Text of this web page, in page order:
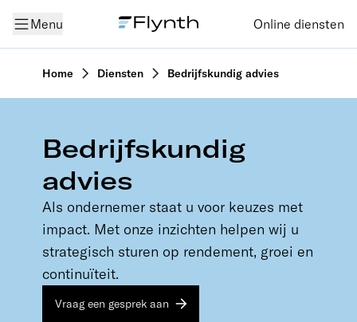
Menu Online diensten
Home Diensten Bedrijfskundig advies
Bedrijfskundig
advies
Als ondernemer staat u voor keuzes met
impact. Met onze inzichten helpen wij u
strategisch sturen op rendement, groei en
continuïteit.
Vraag een gesprek aan